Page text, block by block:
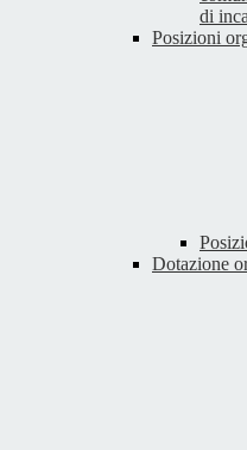
di
Posizioni
Dotazione